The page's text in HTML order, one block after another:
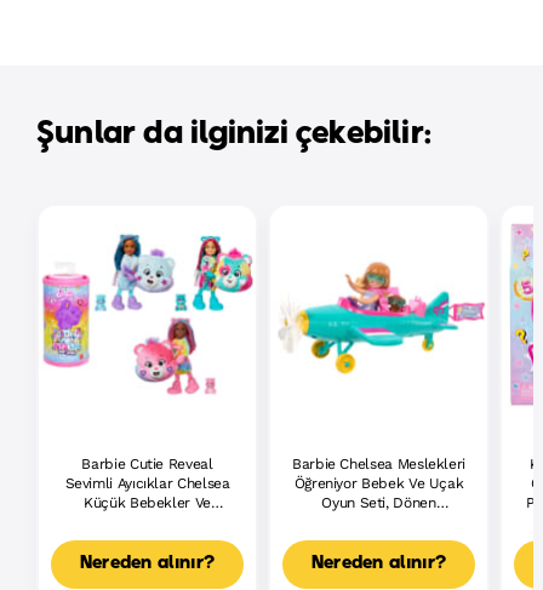
Şunlar da ilginizi çekebilir:
Barbie Cutie Reveal
Sevimli Ayıcıklar Chelsea
Küçük Bebekler Ve
(Stiller Çeşitlilik
Gösterebilir)
Nereden alınır?
Barbie Chelsea Meslekleri
Öğreniyor Bebek Ve Uçak
Oyun Seti, Dönen
Uçak, 7 Aksesuar
Nereden alınır?